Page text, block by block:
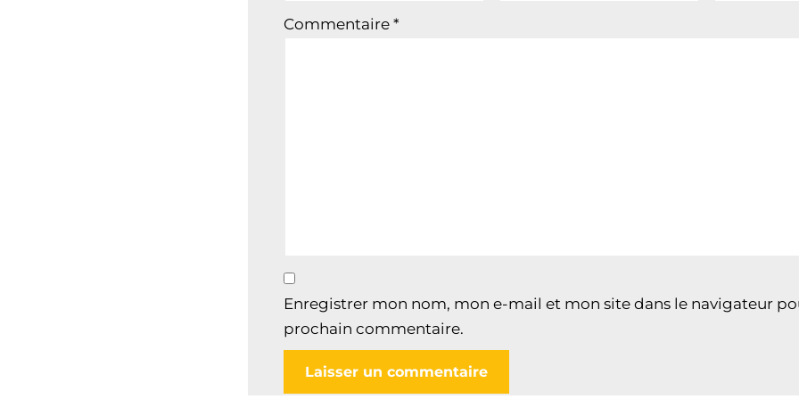
Commentaire *
Enregistrer mon nom, mon e-mail et mon site dans le navigateur
prochain commentaire.